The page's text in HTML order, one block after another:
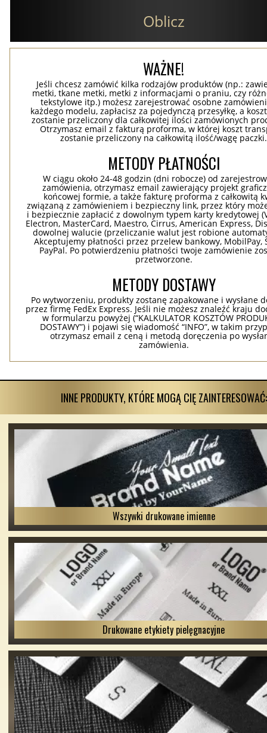
Oblicz
WAŻNE!
Jeśli chcesz zamówić kilka rodzajów produktów (np.:
metki, tkane metki, metki z informacjami o praniu, czy
tekstylowe itp.) możesz zarejestrować osobne
każdego modelu, zapłacisz za pojedynczą przesyłkę, a
zostanie przeliczony dla całkowitej ilości zamówionych
Otrzymasz email z fakturą proforma, w której koszt
zostanie przeliczony na całkowitą ilość/wagę paczki.
METODY PŁATNOŚCI
W ciągu około 24-48 godzin (dni robocze) od
zamówienia, otrzymasz email zawierający projekt
końcowej formie, a także fakturę proforma z całkowitą
związaną z zamówieniem i bezpieczny link, przez który
i bezpiecznie zapłacić z dowolnym typem karty kredytowej
Electron, MasterCard, Maestro, Cirrus, American Express,
dowolnej walucie (przeliczanie walut jest robione
Akceptujemy płatności przez przelew bankowy, MobilPay,
PayPal. Po potwierdzeniu płatności twoje zamówienie
przetworzone.
METODY DOSTAWY
Po wytworzeniu, produkty zostanę zapakowane i wysłane
przez firmę FedEx Express. Jeśli nie możesz znaleźć kraju
w formularzu powyżej (“KALKULATOR KOSZTÓW
DOSTAWY”) i pojawi się wiadomość “INFO”, w takim
otrzymasz email z ceną i metodą doręczenia po
zamówienia.
INNE PRODUKTY, KTÓRE MOGĄ CIĘ ZAINTERESOWAĆ:
Wszywki drukowane imienne
Drukowane etykiety pielęgnacyjne